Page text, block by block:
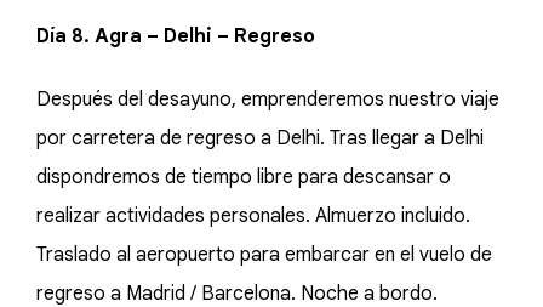
Día 8. Agra – Delhi – Regreso
Después del desayuno, emprenderemos nuestro viaje
por carretera de regreso a Delhi. Tras llegar a Delhi
dispondremos de tiempo libre para descansar o
realizar actividades personales. Almuerzo incluido.
Traslado al aeropuerto para embarcar en el vuelo de
regreso a Madrid / Barcelona. Noche a bordo.